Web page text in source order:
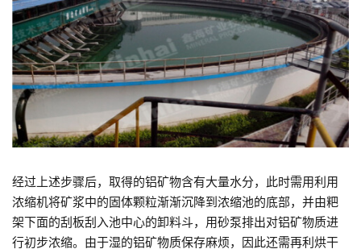
经过上述步骤后，取得的铝矿物含有大量水分，此时需用利用
浓缩机将矿浆中的固体颗粒渐渐沉降到浓缩池的底部，并由粑
架下面的刮板刮入池中心的卸料斗，用砂泵排出对铝矿物质进
行初步浓缩。由于湿的铝矿物质保存麻烦，因此还需再利烘干